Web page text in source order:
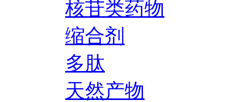
核苷类药物
缩合剂
多肽
天然产物